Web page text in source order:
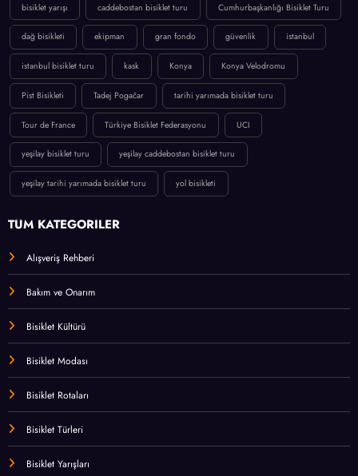
bisiklet yarışı caddebostan bisiklet turu Cumhurbaşkanlığı Bisiklet Turu
dağ bisikleti ekipman gran fondo güvenlik istanbul
istanbul bisiklet turu kask Konya Konya Velodromu
Pist Bisikleti Tadej Pogačar tarihi yarımada bisiklet turu
Tour de France Türkiye Bisiklet Federasyonu UCI
yeşilay bisiklet turu yeşilay caddebostan bisiklet turu
yeşilay tarihi yarımada bisiklet turu yol bisikleti
TÜM KATEGORİLER
Alışveriş Rehberi
Bakım ve Onarım
Bisiklet Kültürü
Bisiklet Modası
Bisiklet Rotaları
Bisiklet Türleri
Bisiklet Yarışları